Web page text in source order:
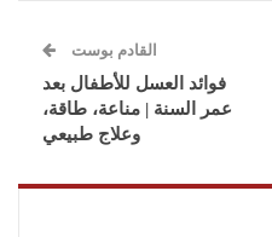
القادم بوست
فوائد العسل للأطفال بعد
عمر السنة | مناعة، طاقة،
وعلاج طبيعي